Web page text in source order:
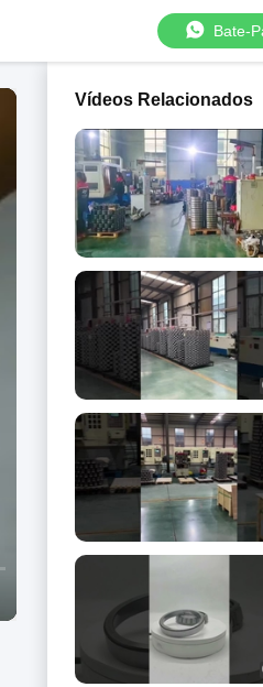
Bate-
Vídeos Relacionados